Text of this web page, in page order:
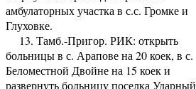
амбулаторных участка в с.с. Громке и
Глуховке.
13. Тамб.-Пригор. РИК: открыть
больницы в с. Арапове на 20 коек, в с.
Беломестной Двойне на 15 коек и
развернуть больницу поселка Ударный